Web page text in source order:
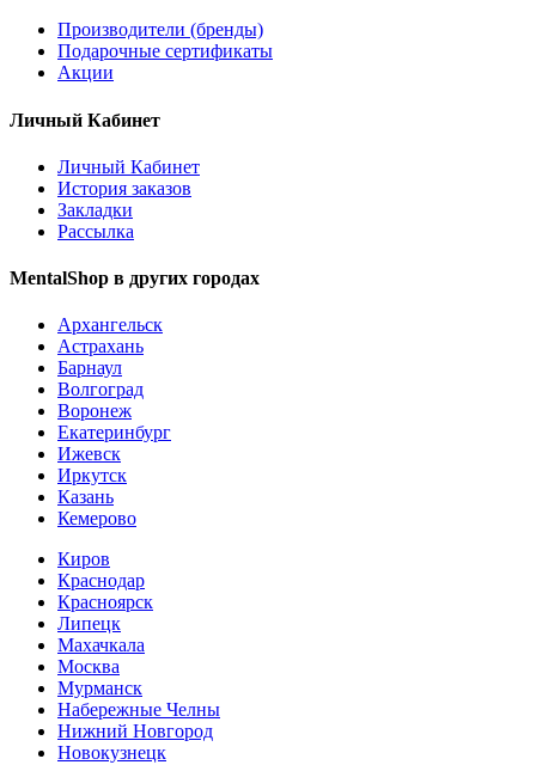
Производители (бренды)
Подарочные сертификаты
Акции
Личный Кабинет
Личный Кабинет
История заказов
Закладки
Рассылка
MentalShop в других городах
Архангельск
Астрахань
Барнаул
Волгоград
Воронеж
Екатеринбург
Ижевск
Иркутск
Казань
Кемерово
Киров
Краснодар
Красноярск
Липецк
Махачкала
Москва
Мурманск
Набережные Челны
Нижний Новгород
Новокузнецк